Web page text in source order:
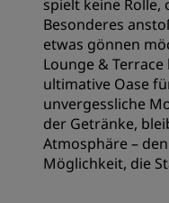
spielt keine Rolle,
Besonderes
etwas gönnen
Lounge &
ultimative Oase
unvergessliche
der Getränke,
Atmosphäre –
Möglichkeit, die